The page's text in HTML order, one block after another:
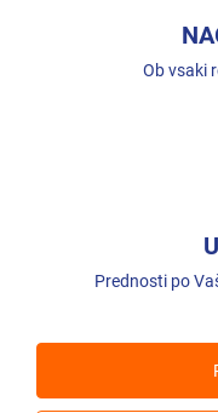
Ob vsaki
Prednosti po